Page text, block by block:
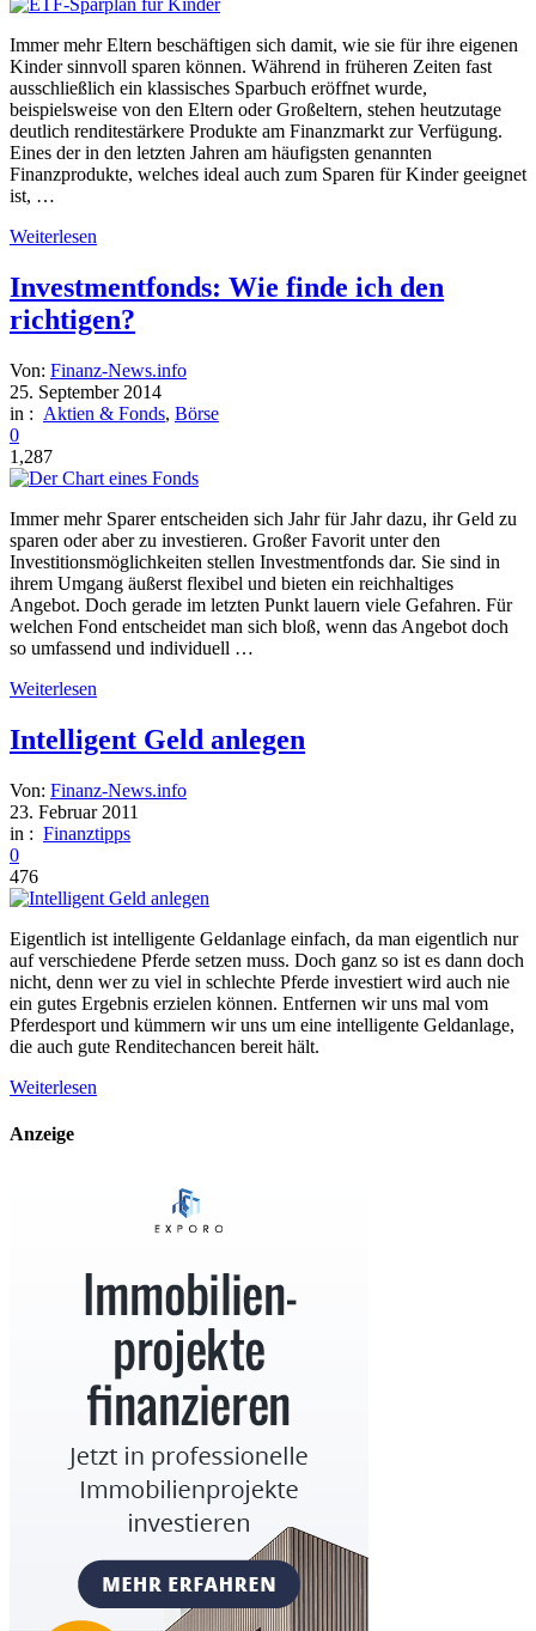
Immer mehr Eltern beschäftigen sich damit, wie sie für ihre eigenen
Kinder sinnvoll sparen können. Während in früheren Zeiten fast
ausschließlich ein klassisches Sparbuch eröffnet wurde,
beispielsweise von den Eltern oder Großeltern, stehen heutzutage
deutlich renditestärkere Produkte am Finanzmarkt zur Verfügung.
Eines der in den letzten Jahren am häufigsten genannten
Finanzprodukte, welches ideal auch zum Sparen für Kinder geeignet
ist, …
Weiterlesen
Investmentfonds: Wie finde ich den
richtigen?
Von: Finanz-News.info
25. September 2014
in : Aktien & Fonds, Börse
0
1,287
Immer mehr Sparer entscheiden sich Jahr für Jahr dazu, ihr Geld zu
sparen oder aber zu investieren. Großer Favorit unter den
Investitionsmöglichkeiten stellen Investmentfonds dar. Sie sind in
ihrem Umgang äußerst flexibel und bieten ein reichhaltiges
Angebot. Doch gerade im letzten Punkt lauern viele Gefahren. Für
welchen Fond entscheidet man sich bloß, wenn das Angebot doch
so umfassend und individuell …
Weiterlesen
Intelligent Geld anlegen
Von: Finanz-News.info
23. Februar 2011
in : Finanztipps
0
476
Eigentlich ist intelligente Geldanlage einfach, da man eigentlich nur
auf verschiedene Pferde setzen muss. Doch ganz so ist es dann doch
nicht, denn wer zu viel in schlechte Pferde investiert wird auch nie
ein gutes Ergebnis erzielen können. Entfernen wir uns mal vom
Pferdesport und kümmern wir uns um eine intelligente Geldanlage,
die auch gute Renditechancen bereit hält.
Weiterlesen
Anzeige